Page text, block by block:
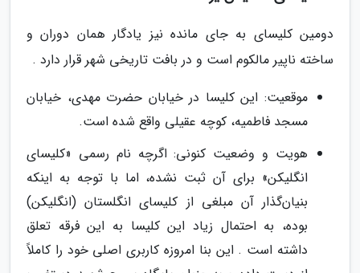
دومین کلیسای به جای مانده نیز یادگار همان دوران و
ساخته ناپیر مالکوم است و در بافت تاریخی شهر قرار دارد .
موقعیت: این کلیسا در خیابان حضرت مهدی، خیابان
مسجد فاطمیه، کوچه عقیلی واقع شده است.
هویت و وضعیت کنونی: اگرچه نام رسمی «کلیسای
انگلیکن» برای آن ثبت نشده، اما با توجه به اینکه
بنیان‌گذار آن مبلغی از کلیسای انگلستان (انگلیکن)
بوده، به احتمال زیاد این کلیسا به این فرقه تعلق
داشته است . این بنا امروزه کاربری اصلی خود را کاملاً